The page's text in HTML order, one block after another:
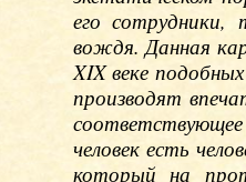
его сотрудники,
вождя. Данная
XIX веке
производят
человек есть
который на